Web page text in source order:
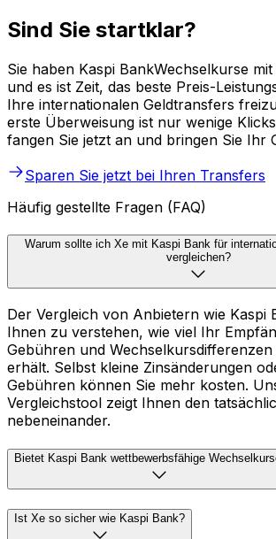
Sind Sie startklar?
Sie haben Kaspi BankWechselkurse
und es ist Zeit, das beste Preis-
Ihre internationalen Geldtransfers
erste Überweisung ist nur wenige
fangen Sie jetzt an und bringen Sie Ihr
Sparen Sie jetzt bei Ihren Transfers
Häufig gestellte Fragen (FAQ)
Warum sollte ich Xe mit Kaspi Bank für
vergleichen?
Der Vergleich von Anbietern wie Kaspi
Ihnen zu verstehen, wie viel Ihr
Gebühren und
erhält. Selbst kleine Zinsänderungen
Gebühren können Sie mehr kosten.
Vergleichstool zeigt Ihnen den
nebeneinander.
Bietet Kaspi Bank wettbewerbsfähige
Ist Xe so sicher wie Kaspi Bank?